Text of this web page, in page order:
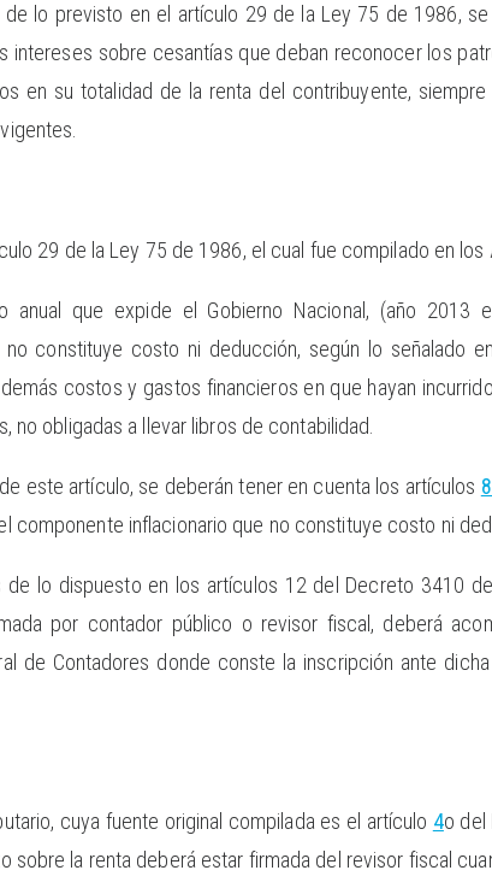
lo previsto en el artículo 29 de la Ley 75 de 1986,
intereses sobre cesantías que deban reconocer los
en su totalidad de la renta del contribuyente,
29 de la Ley 75 de 1986, el cual fue compilado en los
anual que expide el Gobierno Nacional, (año 2013
no constituye costo ni deducción, según lo señalado
costos y gastos financieros en que hayan
no obligadas a llevar libros de contabilidad.
este artículo, se deberán tener en cuenta los artículos
componente inflacionario que no constituye costo ni
de lo dispuesto en los artículos 12 del Decreto 3410
por contador público o revisor fiscal, deberá
de Contadores donde conste la inscripción ante
cuya fuente original compilada es el artículo 4o del
sobre la renta deberá estar firmada del revisor fiscal